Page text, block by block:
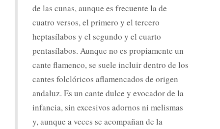
de las cunas, aunque es frecuente la de
cuatro versos, el primero y el tercero
heptasílabos y el segundo y el cuarto
pentasílabos. Aunque no es propiamente un
cante flamenco, se suele incluir dentro de los
cantes folclóricos aflamencados de origen
andaluz. Es un cante dulce y evocador de la
infancia, sin excesivos adornos ni melismas
y, aunque a veces se acompañan de la